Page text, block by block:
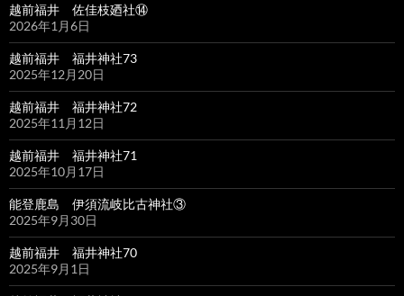
越前福井 佐佳枝廼社⑭
2026年1月6日
越前福井 福井神社73
2025年12月20日
越前福井 福井神社72
2025年11月12日
越前福井 福井神社71
2025年10月17日
能登鹿島 伊須流岐比古神社③
2025年9月30日
越前福井 福井神社70
2025年9月1日